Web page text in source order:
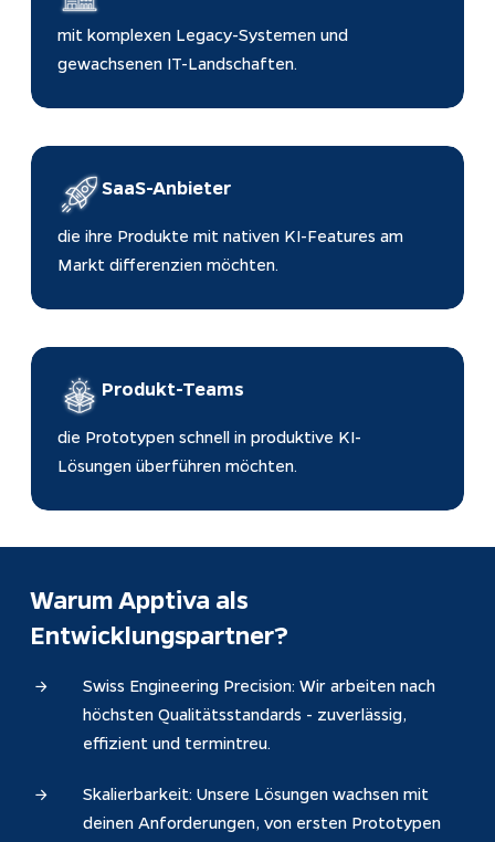
mit komplexen Legacy-Systemen und
gewachsenen IT-Landschaften.
SaaS-Anbieter
die ihre Produkte mit nativen KI-Features am
Markt differenzien möchten.
Produkt-Teams
die Prototypen schnell in produktive KI-
Lösungen überführen möchten.
Warum Apptiva als
Entwicklungspartner?
Swiss Engineering Precision: Wir arbeiten nach
höchsten Qualitätsstandards - zuverlässig,
effizient und termintreu.
Skalierbarkeit: Unsere Lösungen wachsen mit
deinen Anforderungen, von ersten Prototypen